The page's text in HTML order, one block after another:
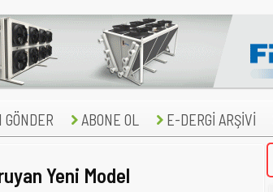
GÖNDER ABONE OL E-DERGİ ARŞİVİ
Yeni Model